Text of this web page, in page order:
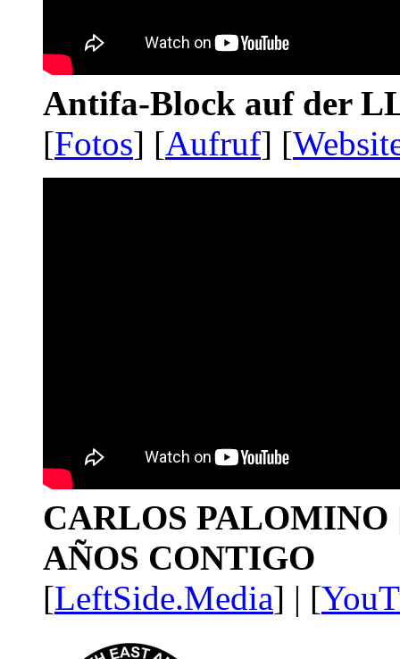
Antifa-Block auf der
[Fotos] [Aufruf] [
CARLOS PALOMINO
AÑOS CONTIGO
[LeftSide.Media] | [